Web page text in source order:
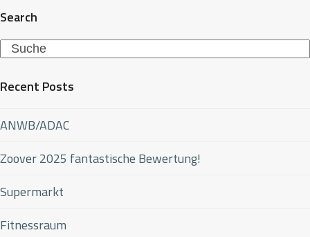
Search
Search
Recent Posts
ANWB/ADAC
Zoover 2025 fantastische Bewertung!
Supermarkt
Fitnessraum